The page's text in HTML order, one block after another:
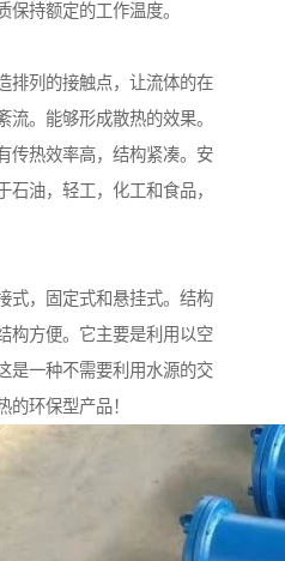
保持额定的工作温度。
排列的接触点，让流体的在
。能够形成散热的效果。
传热效率高，结构紧凑。安
油，轻工，化工和食品，
式，固定式和悬挂式。结构
构方便。它主要是利用以空
是一种不需要利用水源的交
的环保型产品！